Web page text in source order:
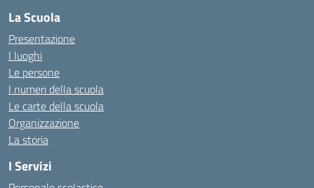
La Scuola
Presentazione
I luoghi
Le persone
I numeri della scuola
Le carte della scuola
Organizzazione
La storia
I Servizi